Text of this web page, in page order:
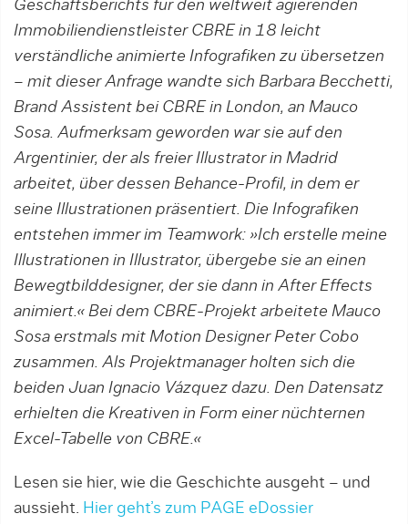
Geschäftsberichts für den weltweit agierenden
Immobiliendienstleister CBRE in 18 leicht
verständliche animierte Infografiken zu übersetzen
– mit dieser Anfrage wandte sich Barbara Becchetti,
Brand Assistent bei CBRE in London, an Mauco
Sosa. Aufmerksam geworden war sie auf den
Argentinier, der als freier Illustrator in Madrid
arbeitet, über dessen Behance-Profil, in dem er
seine Illustrationen präsentiert. Die Infografiken
entstehen immer im Teamwork: »Ich erstelle meine
Illustrationen in Illustrator, übergebe sie an einen
Bewegtbilddesigner, der sie dann in After Effects
animiert.« Bei dem CBRE-Projekt arbeitete Mauco
Sosa erstmals mit Motion Designer Peter Cobo
zusammen. Als Projektmanager holten sich die
beiden Juan Ignacio Vázquez dazu. Den Datensatz
erhielten die Kreativen in Form einer nüchternen
Excel-Tabelle von CBRE.«
Lesen sie hier, wie die Geschichte ausgeht – und
aussieht.
Hier geht’s zum PAGE eDossier